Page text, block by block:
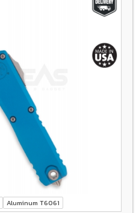
Aluminum T6061